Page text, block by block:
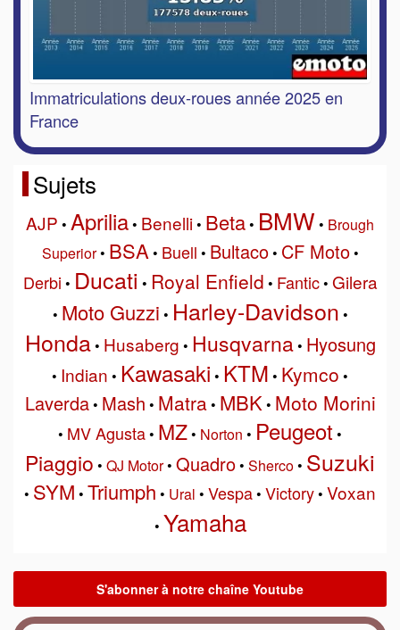
Immatriculations deux-roues année 2025 en
France
Sujets
AJP • Aprilia• Benelli• Beta• BMW • Brough
Superior• BSA• Buell • Bultaco• CF Moto•
Derbi • Ducati • Royal Enfield • Fantic• Gilera
• Moto Guzzi • Harley-Davidson •
Honda• Husaberg • Husqvarna• Hyosung
• Indian • Kawasaki • KTM • Kymco •
Laverda• Mash • Matra• MBK• Moto Morini
• MV Agusta• MZ• Norton • Peugeot •
Piaggio • QJ Motor• Quadro• Sherco• Suzuki
• SYM • Triumph • Ural • Vespa• Victory• Voxan
• Yamaha